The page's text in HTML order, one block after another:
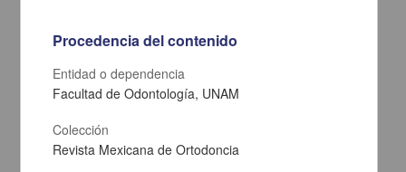
Procedencia del contenido
Entidad o dependencia
Facultad de Odontología, UNAM
Colección
Revista Mexicana de Ortodoncia